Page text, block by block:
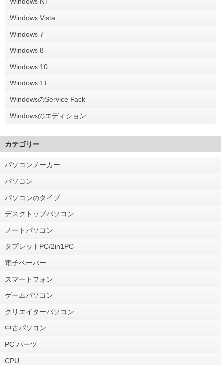
Windows Vista
Windows 7
Windows 8
Windows 10
Windows 11
WindowsのService Pack
Windowsのエディション
カテゴリー
パソコンメーカー
パソコン
パソコンのタイプ
デスクトップパソコン
ノートパソコン
タブレットPC/2in1PC
電子ペーパー
スマートフォン
ゲームパソコン
クリエイターパソコン
中古パソコン
PC パーツ
CPU